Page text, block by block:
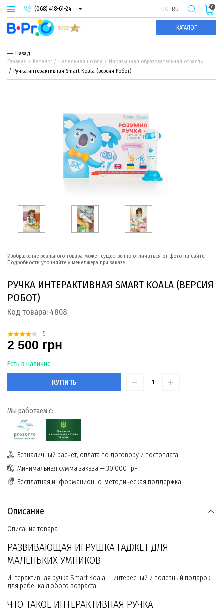
(068) 418-61-24
(093) 974-66-94
(095) 987-29-55
UA RU
КАТАЛОГ
0
Назад
Главная
Каталог Начальная школа
Иноязычная образовательная отрасль
Ручка интерактивная Smart Koala (версия Робот)
Изображение реального товара может существенно отличаться от фото на сайте.
Подробности уточняйте у менеджера при заказе.
РУЧКА ИНТЕРАКТИВНАЯ SMART KOALA (ВЕРСИЯ
РОБОТ)
Код товара: 4808
5
2 500 грн
Есть в наличие
КУПИТЬ
Мы работаем с:
Безналичный расчет, оплата по договору и постоплата
Минимальная сумма заказа — 30 000 грн
Бесплатная информационно-методическая поддержка
Описание
Описание товара:
РАЗВИВАЮЩАЯ ИГРУШКА ГАДЖЕТ ДЛЯ
МАЛЕНЬКИХ УМНИКОВ
Интерактивная ручка Smart Koala — интересный и полезный подарок
для ребенка любого возраста!
ЧТО ТАКОЕ ИНТЕРАКТИВНАЯ РУЧКА